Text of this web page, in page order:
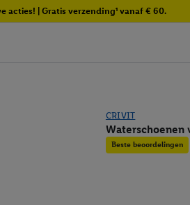
acties! | Gratis verzending¹ vanaf € 60.
CRIVIT
Waterschoenen
Beste beoordelingen